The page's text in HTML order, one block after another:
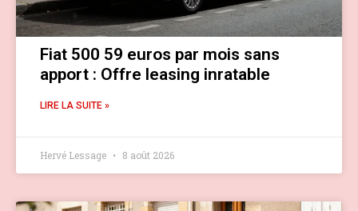
Fiat 500 59 euros par mois sans
apport : Offre leasing inratable
LIRE LA SUITE »
Hervé Lessage 8 août 2026